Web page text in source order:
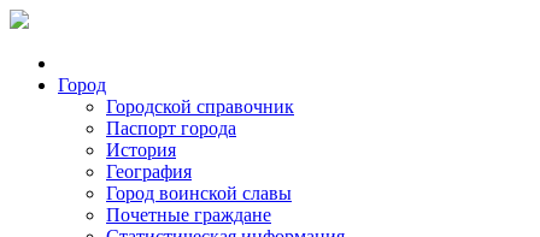
Город
Городской справочник
Паспорт города
История
География
Город воинской славы
Почетные граждане